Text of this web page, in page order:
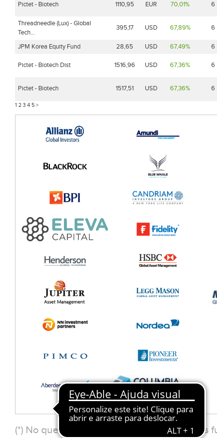
Pictet - Biotech 1110,95 EUR 70,01% 6
Threadneedle (Lux) - Global
Tech...
395,17 USD 67,89% 6
JPM Korea Equity Fund 28,65 USD 67,49% 6
Pictet - Biotech Dist 1516,96 USD 67,36% 6
Pictet - Biotech 1517,51 USD 67,36% 6
1 2 3 4 5 >
(*) No que respeita à Classificação SFDR,